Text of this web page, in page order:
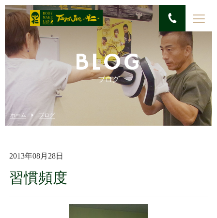
BLOG
ブログ
ホーム ブログ
2013年08月28日
習慣頻度